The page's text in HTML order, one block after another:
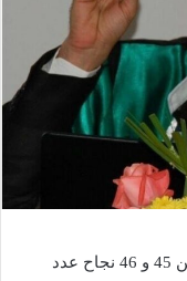
شهدت مباراة الملحقين القضائببن للفوجن 45 و 46 نجاح عدد